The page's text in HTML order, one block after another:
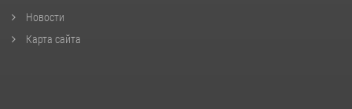
Новости
Карта сайта